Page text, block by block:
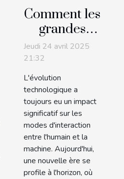
Comment les
grandes
modèles de
langage
transforment
l'interaction
utilisateur
Jeudi 24 avril 2025
21:32
L'évolution
technologique a
toujours eu un impact
significatif sur les
modes d'interaction
entre l'humain et la
machine. Aujourd'hui,
une nouvelle ère se
profile à l'horizon, où